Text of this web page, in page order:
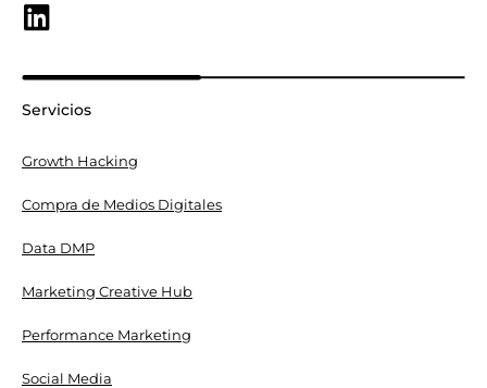
Servicios
Growth Hacking
Compra de Medios Digitales
Data DMP
Marketing Creative Hub
Performance Marketing
Social Media